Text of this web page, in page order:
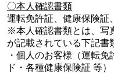
〇本人確認書類
運転免許証、健康保険証
※本人確認書類とは、写
が記載されている下記書
・個人のお客様（運転
ド・各種健康保険証 等）